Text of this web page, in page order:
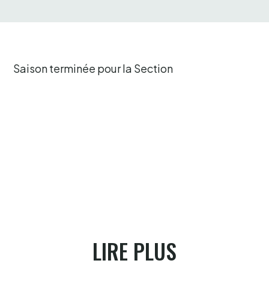
Saison terminée pour la Section
LIRE PLUS